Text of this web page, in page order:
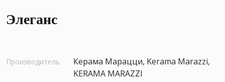
Элеганс
Производитель
Керама Марацци, Kerama Marazzi,
KERAMA MARAZZI